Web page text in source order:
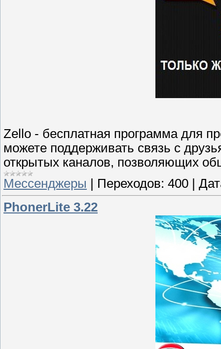
Zello - бесплатная программа для
можете поддерживать связь с
открытых каналов, позволяющих
Мессенджеры
Переходов: 400
PhonerLite 3.22